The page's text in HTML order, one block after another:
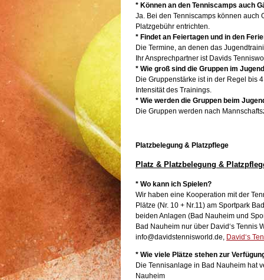
* Können an den Tenniscamps auch
Ja. Bei den Tenniscamps können auch
Platzgebühr entrichten.
* Findet an Feiertagen und in den
Die Termine, an denen das
Ihr Ansprechpartner ist Davids
* Wie groß sind die Gruppen im
Die Gruppenstärke ist in der Regel bis
Intensität des Trainings.
* Wie werden die Gruppen beim
Die Gruppen werden nach
Platzbelegung & Platzpflege
Platz & Platzbelegung &
* Wo kann ich Spielen?
Wir haben eine Kooperation mit der
Plätze (Nr. 10 + Nr.11) am Sportpark
beiden Anlagen (Bad Nauheim und
Bad Nauheim nur über David‘s Tennis
info@davidstennisworld.de, David‘s
* Wie viele Plätze stehen zur
Die Tennisanlage in Bad Nauheim hat
Nauheim